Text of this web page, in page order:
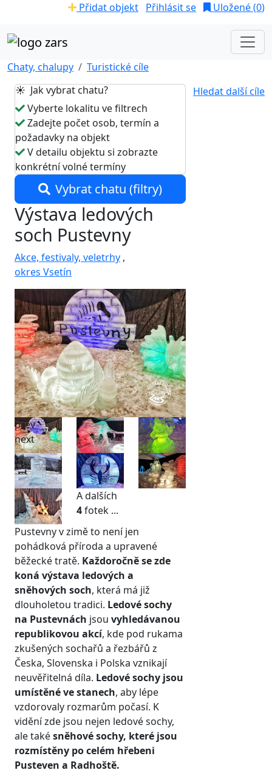
Přidat objekt Přihlásit se Uložené (0)
Chaty, chalupy
Turistické cíle
Hledat další cíle
☀️ Jak vybrat chatu?
Vyberte lokalitu ve filtrech
Zadejte počet osob, termín a
požadavky na objekt
V detailu objektu si zobrazte
konkrétní volné termíny
Vybrat chatu (filtry)
Výstava ledových
soch Pustevny
Akce, festivaly, veletrhy ,
okres Vsetín
prev
next
A dalších
4fotek ...
Pustevny v zimě to není jen
pohádková příroda a upravené
běžecké tratě. Každoročně se zde
koná výstava ledových a
sněhových soch, která má již
dlouholetou tradici. Ledové sochy
na Pustevnách jsou vyhledávanou
republikovou akcí, kde pod rukama
zkušených sochařů a řezbářů z
Česka, Slovenska i Polska vznikají
neuvěřitelná díla. Ledové sochy jsou
umístěné ve stanech, aby lépe
vzdorovaly rozmarům počasí. K
vidění zde jsou nejen ledové sochy,
ale takésněhové sochy, které jsou
rozmístěny po celém hřebeni
Pusteven a Radhoště.